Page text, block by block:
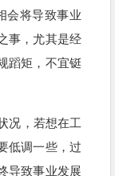
会将导致事业
事，尤其是经
蹈矩，不宜铤
况，若想在工
低调一些，过
导致事业发展